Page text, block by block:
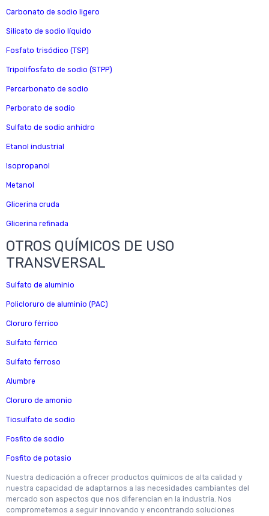
Carbonato de sodio ligero
Silicato de sodio líquido
Fosfato trisódico (TSP)
Tripolifosfato de sodio (STPP)
Percarbonato de sodio
Perborato de sodio
Sulfato de sodio anhidro
Etanol industrial
Isopropanol
Metanol
Glicerina cruda
Glicerina refinada
OTROS QUÍMICOS DE USO
TRANSVERSAL
Sulfato de aluminio
Policloruro de aluminio (PAC)
Cloruro férrico
Sulfato férrico
Sulfato ferroso
Alumbre
Cloruro de amonio
Tiosulfato de sodio
Fosfito de sodio
Fosfito de potasio
Nuestra dedicación a ofrecer productos químicos de alta calidad y
nuestra capacidad de adaptarnos a las necesidades cambiantes del
mercado son aspectos que nos diferencian en la industria. Nos
comprometemos a seguir innovando y encontrando soluciones